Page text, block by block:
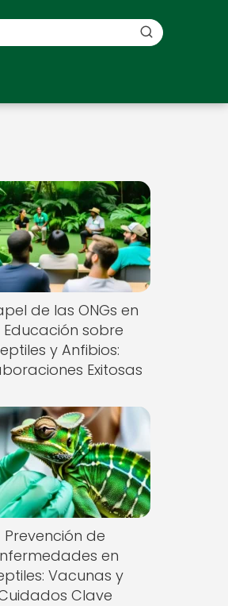
de las ONGs en
Educación sobre
y Anfibios:
Exitosas
Prevención de
en
Vacunas y
Clave